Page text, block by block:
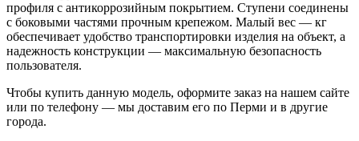
профиля с антикоррозийным покрытием. Ступени соединены
с боковыми частями прочным крепежом. Малый вес — кг
обеспечивает удобство транспортировки изделия на объект, а
надежность конструкции — максимальную безопасность
пользователя.
Чтобы купить данную модель, оформите заказ на нашем сайте
или по телефону — мы доставим его по Перми и в другие
города.